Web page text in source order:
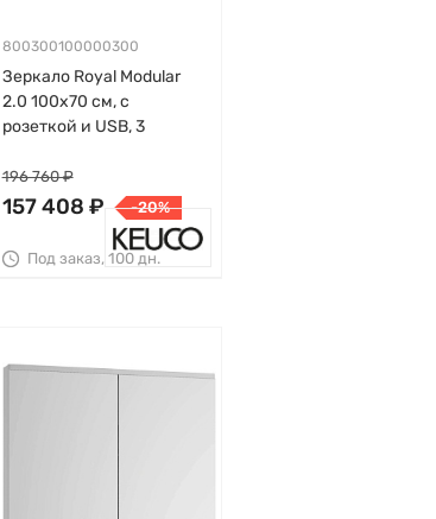
800300100000300
Зеркало Royal Modular
2.0 100х70 см, с
розеткой и USB, 3
встраиваемое, Keuco
157 408 ₽
196 760 ₽
-20%
Под заказ, 100 дн.